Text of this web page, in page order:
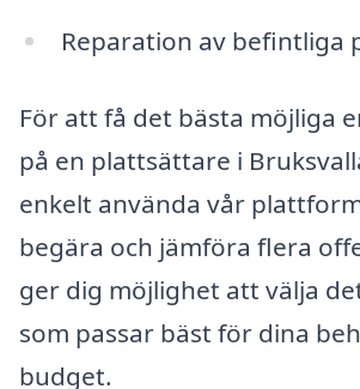
Reparation av befintliga
För att få det bästa möjliga
på en plattsättare i
enkelt använda vår
begära och jämföra flera
ger dig möjlighet att välja
som passar bäst för dina
budget.